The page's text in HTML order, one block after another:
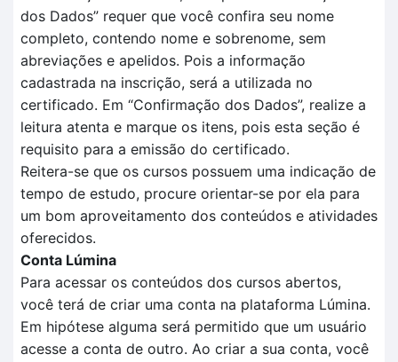
dos Dados” requer que você confira seu nome
completo, contendo nome e sobrenome, sem
abreviações e apelidos. Pois a informação
cadastrada na inscrição, será a utilizada no
certificado. Em “Confirmação dos Dados”, realize a
leitura atenta e marque os itens, pois esta seção é
requisito para a emissão do certificado.
Reitera-se que os cursos possuem uma indicação de
tempo de estudo, procure orientar-se por ela para
um bom aproveitamento dos conteúdos e atividades
oferecidos.
Conta Lúmina
Para acessar os conteúdos dos cursos abertos,
você terá de criar uma conta na plataforma Lúmina.
Em hipótese alguma será permitido que um usuário
acesse a conta de outro. Ao criar a sua conta, você